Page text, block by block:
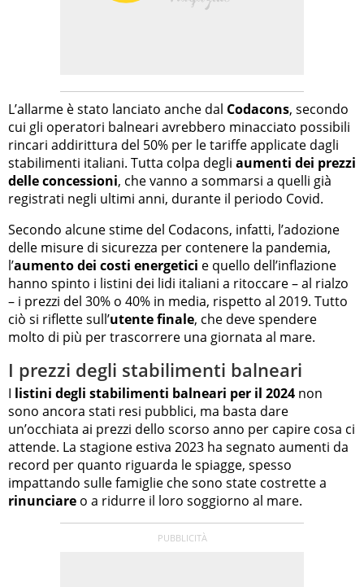
L’allarme è stato lanciato anche dal Codacons, secondo
cui gli operatori balneari avrebbero minacciato possibili
rincari addirittura del 50% per le tariffe applicate dagli
stabilimenti italiani. Tutta colpa degli aumenti dei prezzi
delle concessioni, che vanno a sommarsi a quelli già
registrati negli ultimi anni, durante il periodo Covid.
Secondo alcune stime del Codacons, infatti, l’adozione
delle misure di sicurezza per contenere la pandemia,
l’aumento dei costi energetici e quello dell’inflazione
hanno spinto i listini dei lidi italiani a ritoccare – al rialzo
– i prezzi del 30% o 40% in media, rispetto al 2019. Tutto
ciò si riflette sull’utente finale, che deve spendere
molto di più per trascorrere una giornata al mare.
I prezzi degli stabilimenti balneari
I listini degli stabilimenti balneari per il 2024 non
sono ancora stati resi pubblici, ma basta dare
un’occhiata ai prezzi dello scorso anno per capire cosa ci
attende. La stagione estiva 2023 ha segnato aumenti da
record per quanto riguarda le spiagge, spesso
impattando sulle famiglie che sono state costrette a
rinunciare o a ridurre il loro soggiorno al mare.